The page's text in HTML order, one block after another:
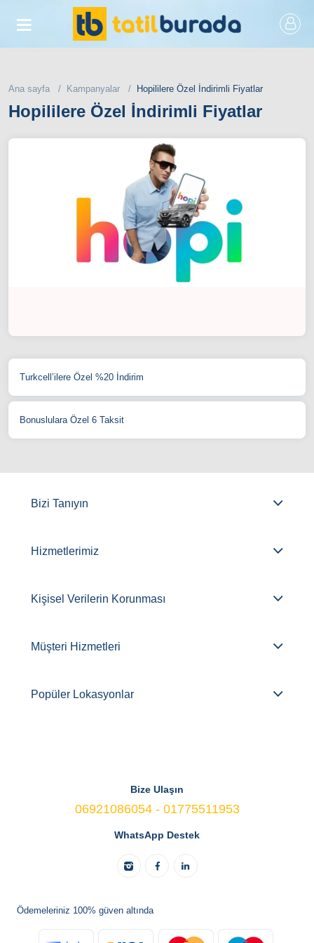
Ana sayfa Kampanyalar Hopililere Özel İndirimli Fiyatlar
Hopililere Özel İndirimli Fiyatlar
Turkcell’ilere Özel %20 İndirim
Bonuslulara Özel 6 Taksit
Bizi Tanıyın
Hizmetlerimiz
Kişisel Verilerin Korunması
Müşteri Hizmetleri
Popüler Lokasyonlar
Bize Ulaşın
06921086054 - 01775511953
WhatsApp Destek
Ödemeleriniz 100% güven altında